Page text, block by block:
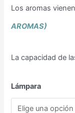
Los aromas
AROMAS)
La capacidad de
Lámpara